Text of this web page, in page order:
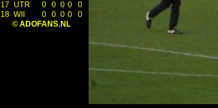
17 UTR 0 0 0 0
0
18 WII 0 0 0 0
0
© ADOFANS.NL